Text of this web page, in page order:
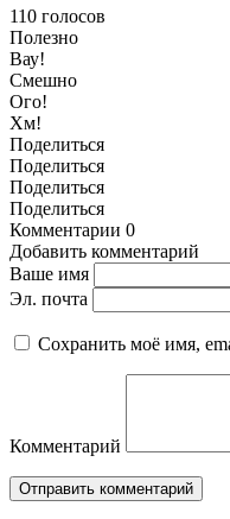
110 голосов
Полезно
Вау!
Смешно
Ого!
Хм!
Поделиться
Поделиться
Поделиться
Поделиться
Комментарии 0
Добавить комментарий
Ваше имя
Эл. почта
Сохранить моё имя,
Комментарий